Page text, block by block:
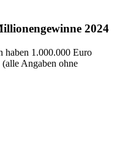
2024
haben 1.000.000 Euro
Angaben ohne